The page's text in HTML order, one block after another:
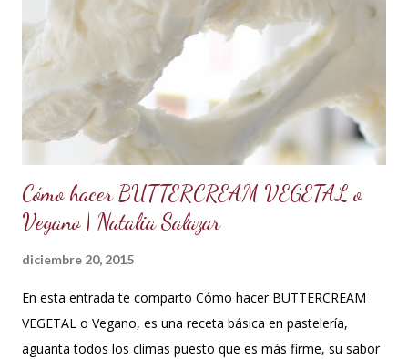
Batir hasta integrar. Se puede decorar cualquier tipo de
cupcakes o rellenar una torta o cubrir el cake tu sabor
favorito. Se debe conservar en refrigeración y es mejor
utilizarlo cuando está fresco, es decir recién hecho, porque
contiene huevos y mantequilla. Crema d...
Cómo hacer BUTTERCREAM VEGETAL o
Vegano | Natalia Salazar
diciembre 20, 2015
En esta entrada te comparto Cómo hacer BUTTERCREAM
VEGETAL o Vegano, es una receta básica en pastelería,
aguanta todos los climas puesto que es más firme, su sabor